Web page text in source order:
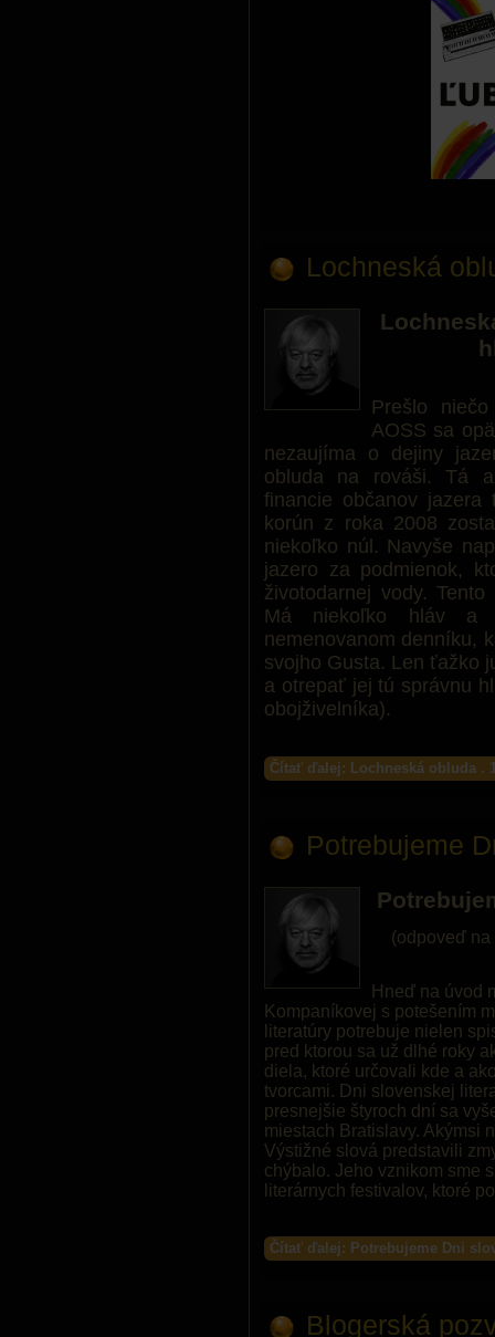
Lochneská
Prešlo
AOSS sa
nezaujíma o dejiny
obluda na rováši. Tá
financie občanov
korún z roka 2008
niekoľko núl. Navyše
jazero za podmienok,
životodarnej vody.
Má niekoľko hláv a
nemenovanom denníku,
svojho Gusta. Len ťažko
a otrepať jej tú správnu
obojživelníka).
Čítať ďalej: Lochneská obluda .
Potrebujeme
(odpoveď
Hneď na úvod
Kompaníkovej s potešením
literatúry potrebuje nielen
pred ktorou sa už dlhé roky
diela, ktoré určovali kde a
tvorcami. Dni slovenskej
presnejšie štyroch dní sa
miestach Bratislavy. Akýmsi
Výstižné slová predstavili
chýbalo. Jeho vznikom sme
literárnych festivalov, ktoré
Čítať ďalej: Potrebujeme Dni
Blogerská